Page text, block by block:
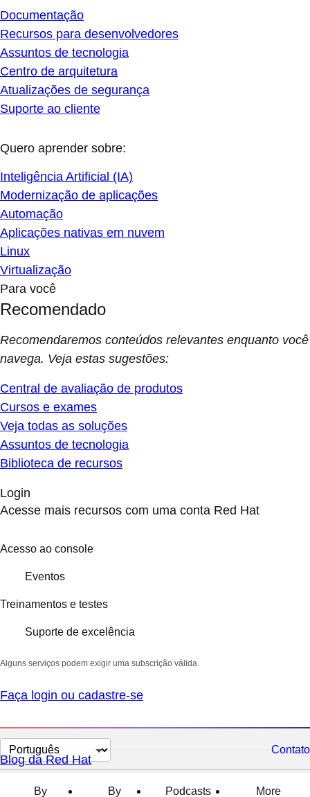
Documentação
Recursos para desenvolvedores
Assuntos de tecnologia
Centro de arquitetura
Atualizações de segurança
Suporte ao cliente
Quero aprender sobre:
Inteligência Artificial (IA)
Modernização de aplicações
Automação
Aplicações nativas em nuvem
Linux
Virtualização
Para você
Recomendado
Recomendaremos conteúdos relevantes enquanto você
navega. Veja estas sugestões:
Central de avaliação de produtos
Cursos e exames
Veja todas as soluções
Assuntos de tecnologia
Biblioteca de recursos
Login
Acesse mais recursos com uma conta Red Hat
Acesso ao console
Eventos
Treinamentos e testes
Suporte de excelência
Alguns serviços podem exigir uma subscrição válida.
Faça login ou cadastre-se
Selecionar
idioma
Contato
Blog da Red Hat
By
By
Podcasts
More